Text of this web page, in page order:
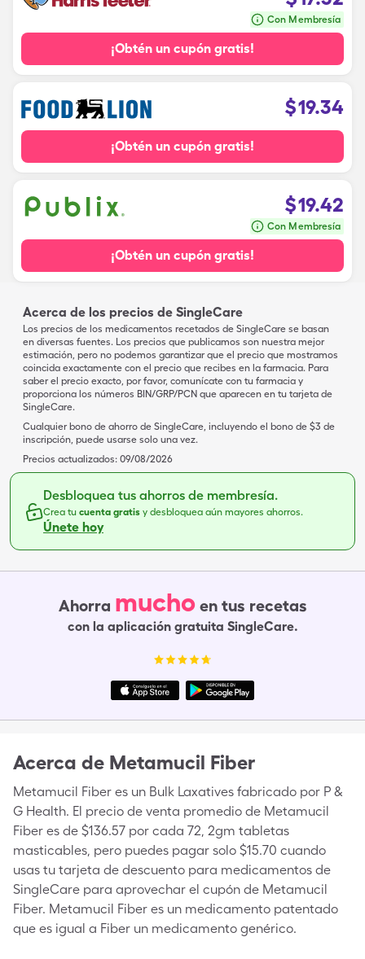
Con Membresía
¡Obtén un cupón gratis!
$19.34
¡Obtén un cupón gratis!
$19.42
Con Membresía
¡Obtén un cupón gratis!
Acerca de los precios de SingleCare
Los precios de los medicamentos recetados de SingleCare se basan
en diversas fuentes. Los precios que publicamos son nuestra mejor
estimación, pero no podemos garantizar que el precio que mostramos
coincida exactamente con el precio que recibes en la farmacia. Para
saber el precio exacto, por favor, comunícate con tu farmacia y
proporciona los números BIN/GRP/PCN que aparecen en tu tarjeta de
SingleCare.
Cualquier bono de ahorro de SingleCare, incluyendo el bono de $3 de
inscripción, puede usarse solo una vez.
Precios actualizados: 09/08/2026
Desbloquea tus ahorros de membresía.
Crea tu cuenta gratis y desbloquea aún mayores ahorros.
Únete hoy
Ahorra mucho en tus recetas
con la aplicación gratuita SingleCare.
Acerca de Metamucil Fiber
Metamucil Fiber es un Bulk Laxatives fabricado por P &
G Health. El precio de venta promedio de Metamucil
Fiber es de $136.57 por cada 72, 2gm tabletas
masticables, pero puedes pagar solo $15.70 cuando
usas tu tarjeta de descuento para medicamentos de
SingleCare para aprovechar el cupón de Metamucil
Fiber. Metamucil Fiber es un medicamento patentado
que es igual a Fiber un medicamento genérico.